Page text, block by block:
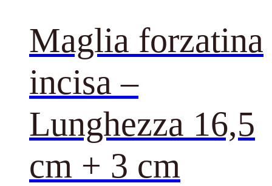
Maglia forzatina
incisa –
Lunghezza 16,5
cm + 3 cm